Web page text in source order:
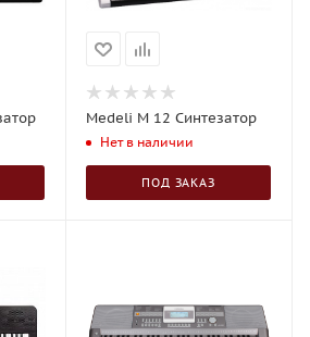
Medeli М 12 Синтезатор
Нет в наличии
ПОД ЗАКАЗ